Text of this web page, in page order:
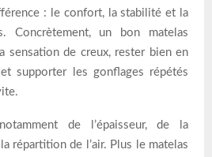
: le confort, la stabilité et la
Concrètement, un bon matelas
sensation de creux, rester bien en
supporter les gonflages répétés
de l’épaisseur, de la
répartition de l’air. Plus le matelas